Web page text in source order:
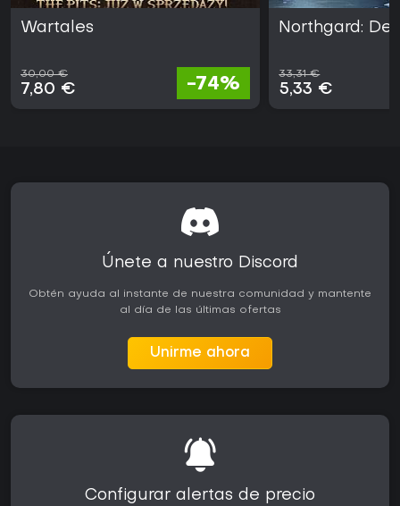
Wartales
30,00 €
7,80 € -74%
Northgard:
33,31 €
5,33 €
Únete a nuestro Discord
Obtén ayuda al instante de nuestra comunidad y mantente
al día de las últimas ofertas
Unirme ahora
Configurar alertas de precio